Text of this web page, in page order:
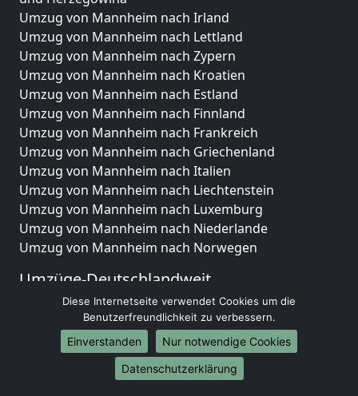
Umzug von Mannheim nach Irland
Umzug von Mannheim nach Lettland
Umzug von Mannheim nach Zypern
Umzug von Mannheim nach Kroatien
Umzug von Mannheim nach Estland
Umzug von Mannheim nach Finnland
Umzug von Mannheim nach Frankreich
Umzug von Mannheim nach Griechenland
Umzug von Mannheim nach Italien
Umzug von Mannheim nach Liechtenstein
Umzug von Mannheim nach Luxemburg
Umzug von Mannheim nach Niederlande
Umzug von Mannheim nach Norwegen
Umzüge-Deutschlandweit
Umzug von Mannheim nach Berlin
Umzug von Mannheim nach Hamburg
Umzug von Mannheim nach München
Umzug von Mannheim nach Köln
Umzug von Mannheim nach Frankfurt am Main
Diese Internetseite verwendet Cookies um die
Benutzerfreundlichkeit zu verbessern.
Einverstanden
Nur notwendige Cookies
Datenschutzerklärung